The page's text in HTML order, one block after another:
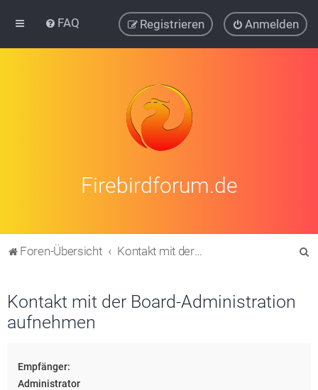
FAQ Anmelden
Registrieren
Firebirdforum.de
Foren-Übersicht Kontakt mit der Board-Administration aufnehmen
Kontakt mit der Board-Administration
aufnehmen
Empfänger:
Administrator